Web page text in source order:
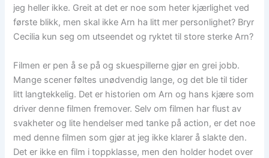
jeg heller ikke. Greit at det er noe som heter kjærlighet ved
første blikk, men skal ikke Arn ha litt mer personlighet? Bryr
Cecilia kun seg om utseendet og ryktet til store sterke Arn?
Filmen er pen å se på og skuespillerne gjør en grei jobb.
Mange scener føltes unødvendig lange, og det ble til tider
litt langtekkelig. Det er historien om Arn og hans kjære som
driver denne filmen fremover. Selv om filmen har flust av
svakheter og lite hendelser med tanke på action, er det noe
med denne filmen som gjør at jeg ikke klarer å slakte den.
Det er ikke en film i toppklasse, men den holder hodet over